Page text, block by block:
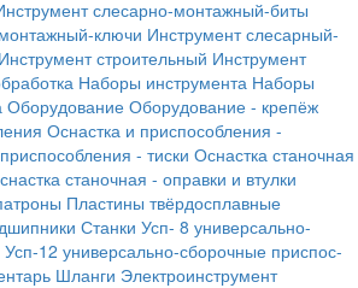
слесарно-монтажный-биты
ключи Инструмент слесарный-
Инструмент строительный Инструмент
Наборы инструмента Наборы
Оборудование Оборудование - крепёж
Оснастка и приспособления -
- тиски Оснастка станочная
станочная - оправки и втулки
Пластины твёрдосплавные
Станки Усп- 8 универсально-
Усп-12 универсально-сборочные приспос-
Шланги Электроинструмент